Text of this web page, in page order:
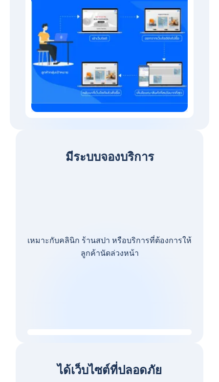
มีระบบจองบริการ
เหมาะกับคลินิก ร้านสปา หรือบริการที่ต้องการให้
ลูกค้านัดล่วงหน้า
ได้เว็บไซต์ที่ปลอดภัย